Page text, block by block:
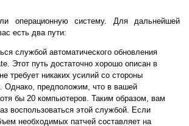
операционную систему. Для дальнейшей
есть два пути:
службой автоматического обновления
Этот путь достаточно хорошо описан в
требует никаких усилий со стороны
Однако, предположим, что в вашей
бы 20 компьютеров. Таким образом, вам
воспользоваться этой службой. Если
необходимых патчей составляет на